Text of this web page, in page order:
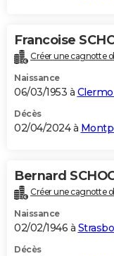
Francoise
Créer une cagnotte
Naissance
06/03/1953 à
Décès
02/04/2024 à
Bernard
Créer une cagnotte
Naissance
02/02/1946 à
Décès